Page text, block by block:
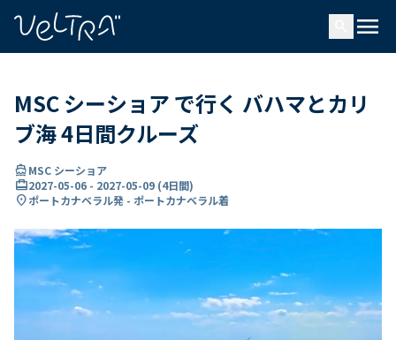
menu
MSC シーショア で行く バハマとカリ
ブ海 4日間クルーズ
directions_boatMSC シーショア
card_travel2027-05-06 - 2027-05-09 (4日間)
location_onポートカナベラル発 - ポートカナベラル着